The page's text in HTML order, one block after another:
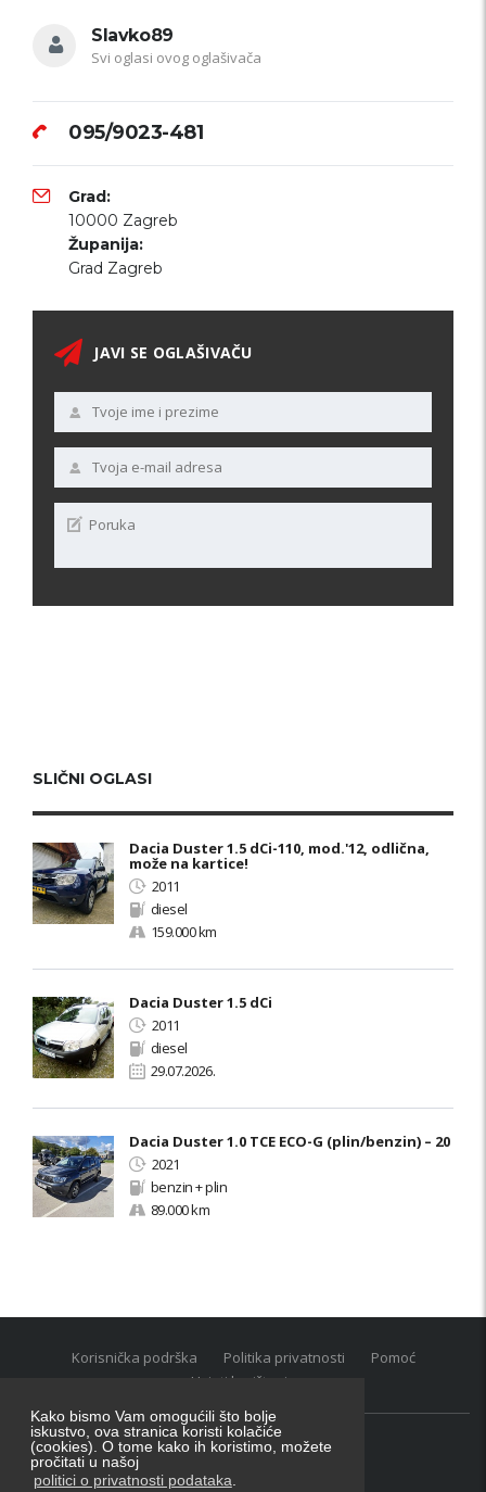
Kako bismo Vam omogućili što bolje
iskustvo, ova stranica koristi kolačiće
(cookies). O tome kako ih koristimo, možete
pročitati u našoj
politici o privatnosti podataka
Slavko89
Svi oglasi ovog oglašivača
095/9023-481
Grad:
10000 Zagreb
Županija:
Grad Zagreb
JAVI SE OGLAŠIVAČU
SLIČNI OGLASI
Dacia Duster 1.5 dCi-110, mod.'12, odlična,
može na kartice!
2011
diesel
159.000 km
Dacia Duster 1.5 dCi
2011
diesel
29.07.2026.
Dacia Duster 1.0 TCE ECO-G (plin/benzin) – 20
2021
benzin + plin
89.000 km
Korisnička podrška Politika privatnosti
Pomoć
Uvjeti korištenja
Oglasnik grupacija:posao.hr|oglasnik.hr|auti.hr
Tečaj za konverziju u EUR valutu: 1 euro = 7.53450 kn